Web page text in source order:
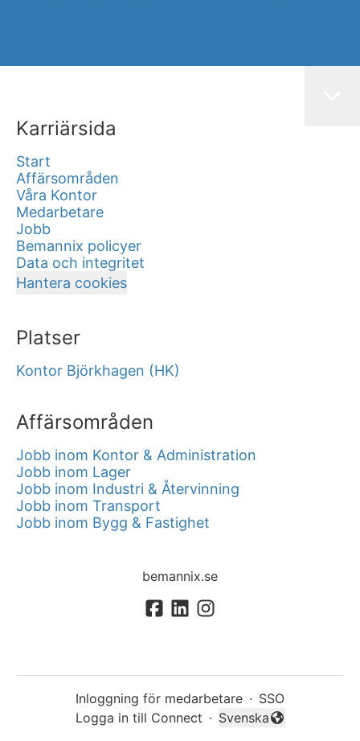
Karriärsida
Start
Affärsområden
Våra Kontor
Medarbetare
Jobb
Bemannix policyer
Data och integritet
Hantera cookies
Platser
Kontor Björkhagen (HK)
Affärsområden
Jobb inom Kontor & Administration
Jobb inom Lager
Jobb inom Industri & Återvinning
Jobb inom Transport
Jobb inom Bygg & Fastighet
bemannix.se
Inloggning för medarbetare · SSO
Logga in till Connect ·
Byt språk
Svenska